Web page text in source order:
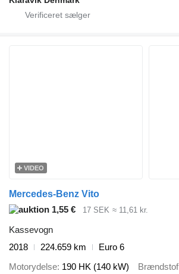
VIDEO
Mercedes-Benz Vito
1,55 €
17 SEK ≈ 11,61 kr.
Kassevogn
2018
224.659 km
Euro 6
Motorydelse 190 HK (140 kW) Brændstof